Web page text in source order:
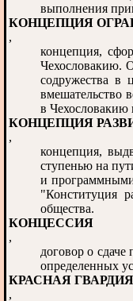
выполнения
КОНЦЕПЦИЯ
,
концепция,
Чехословакию.
содружества в
вмешательство
в Чехословакию
КОНЦЕПЦИЯ
,
концепция,
ступенью на
и
"Конституция
общества.
КОНЦЕССИЯ
,
договор о
определенных
КРАСНАЯ ГВАРДИЯ
,